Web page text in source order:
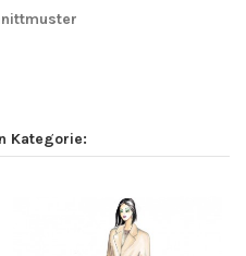
Kategorie: